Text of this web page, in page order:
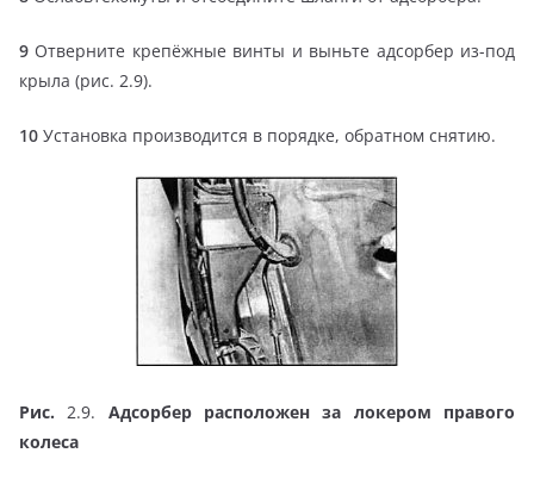
9 Отверните крепёжные винты и выньте адсорбер из-под
крыла (рис. 2.9).
10 Установка производится в порядке, обратном снятию.
Рис. 2.9. Адсорбер расположен за локером правого
колеса